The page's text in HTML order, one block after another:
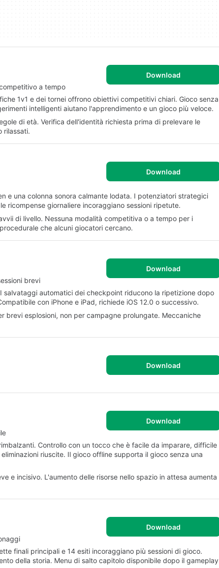
a tempo
Download
1v1 e dei tornei offrono obiettivi competitivi chiari. Gioco senza
intelligenti aiutano l'apprendimento e un gioco più veloce.
di età. Verifica dell'identità richiesta prima di prelevare le
rilassati.
Download
e una colonna sonora calmante lodata. I potenziatori strategici
ricompense giornaliere incoraggiano sessioni ripetute.
di livello. Nessuna modalità competitiva o a tempo per i
che alcuni giocatori cercano.
brevi
Download
automatici dei checkpoint riducono la ripetizione dopo
con iPhone e iPad, richiede iOS 12.0 o successivo.
brevi esplosioni, non per campagne prolungate. Meccaniche
Download
Download
Controllo con un tocco che è facile da imparare, difficile
riuscite. Il gioco offline supporta il gioco senza una
e incisivo. L'aumento delle risorse nello spazio in attesa aumenta
Download
finali principali e 14 esiti incoraggiano più sessioni di gioco.
della storia. Menu di salto capitolo disponibile dopo il gameplay